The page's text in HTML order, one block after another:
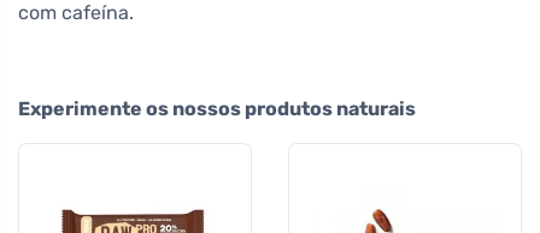
com cafeína.
Experimente os nossos produtos naturais